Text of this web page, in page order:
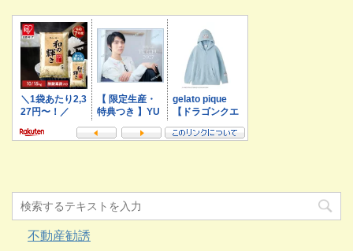
不動産勧誘